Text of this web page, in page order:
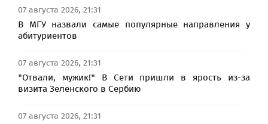
07 августа 2026, 21:31
В МГУ назвали самые популярные направления у
абитуриентов
07 августа 2026, 21:31
"Отвали, мужик!" В Сети пришли в ярость из-за
визита Зеленского в Сербию
07 августа 2026, 21:31